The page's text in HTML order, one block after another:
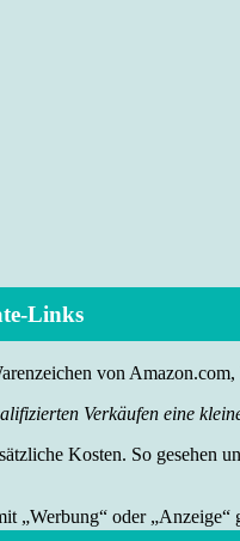
Links
von
Verkäufen eine
Kosten. So
„Werbung“ oder „Anzeige“